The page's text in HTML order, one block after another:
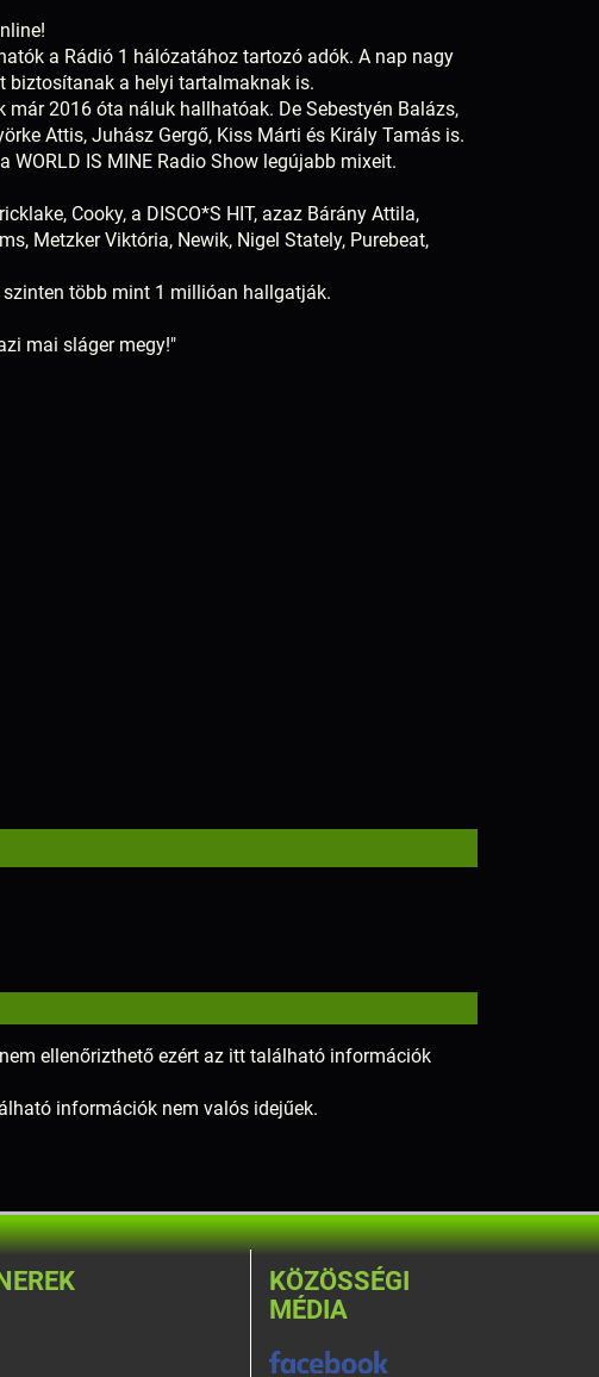
a Rádió 1 hálózatához tartozó adók. A nap nagy
biztosítanak a helyi tartalmaknak is.
2016 óta náluk hallhatóak. De Sebestyén Balázs,
Attis, Juhász Gergő, Kiss Márti és Király Tamás is.
IS MINE Radio Show legújabb mixeit.
Cooky, a DISCO*S HIT, azaz Bárány Attila,
Metzker Viktória, Newik, Nigel Stately, Purebeat,
több mint 1 millióan hallgatják.
mai sláger megy!"
ellenőrizthető ezért az itt található információk
információk nem valós idejűek.
KÖZÖSSÉGI
MÉDIA